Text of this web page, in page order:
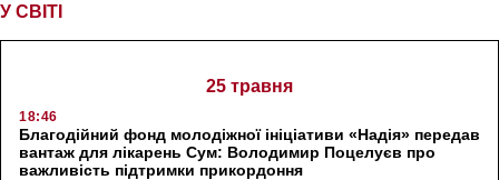
У СВІТІ
25 травня
18:46
Благодійний фонд молодіжної ініціативи «Надія» передав
вантаж для лікарень Сум: Володимир Поцелуєв про
важливість підтримки прикордоння